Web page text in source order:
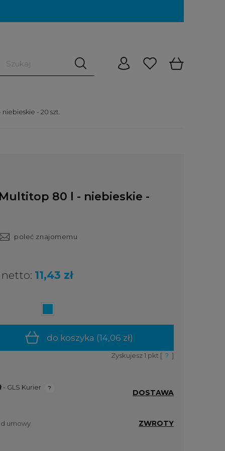
- 20 szt.
80 l - niebieskie -
poleć znajomemu
netto: 11,43 zł
do koszyka (14,06 zł)
Zyskujesz1 pkt [ ? ]
- GLS Kurier
DOSTAWA
umowy ZWROTY